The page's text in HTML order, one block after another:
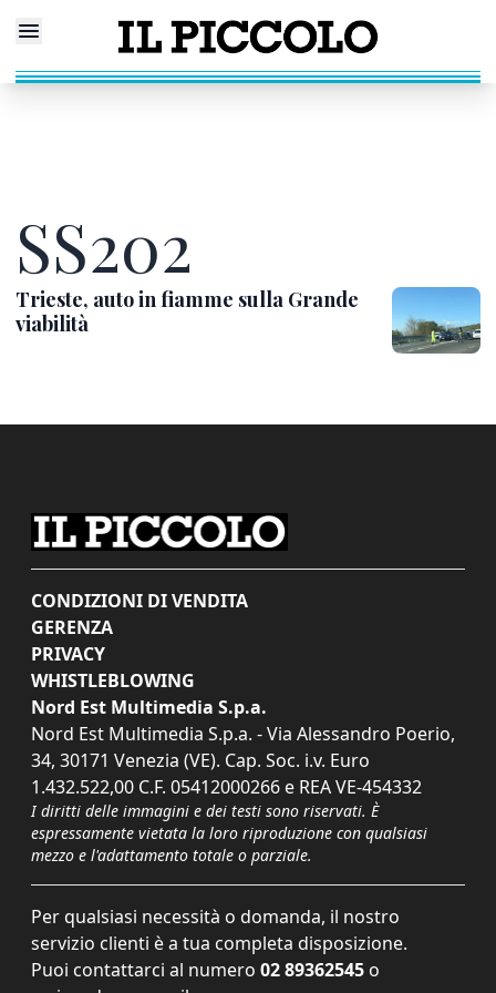
SS202
Trieste, auto in fiamme sulla Grande
viabilità
CONDIZIONI DI VENDITA
GERENZA
PRIVACY
WHISTLEBLOWING
Nord Est Multimedia S.p.a.
Nord Est Multimedia S.p.a. - Via Alessandro Poerio,
34, 30171 Venezia (VE). Cap. Soc. i.v. Euro
1.432.522,00 C.F. 05412000266 e REA VE-454332
I diritti delle immagini e dei testi sono riservati. È
espressamente vietata la loro riproduzione con qualsiasi
mezzo e l'adattamento totale o parziale.
Per qualsiasi necessità o domanda, il nostro
servizio clienti è a tua completa disposizione.
Puoi contattarci al numero 02 89362545 o